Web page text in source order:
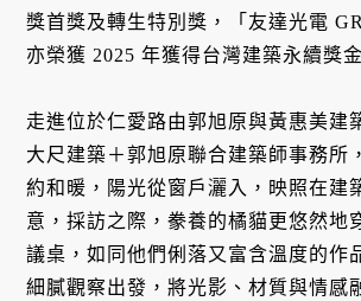
獎首獎及轉生特別獎，「友達光電
亦榮獲 2025 年獲得台灣建築永續獎
走進位於仁愛路由郭旭原與黃惠美建
大尺建築＋郭旭原聯合建築師事務所
約和暖，陽光從窗戶灑入，映照在建
意，採訪之際，豢養的橘貓更悠然地
議桌，如同他們俐落又富含溫度的作
細膩觀察出發，將光影、材質與情感